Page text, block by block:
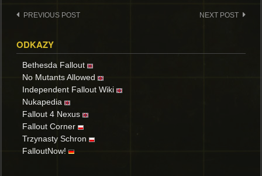
Post
PREVIOUS POST NEXT POST
ODKAZY
Bethesda Fallout
No Mutants Allowed
Independent Fallout Wiki
Nukapedia
Fallout 4 Nexus
Fallout Corner
Trzynasty Schron
FalloutNow!